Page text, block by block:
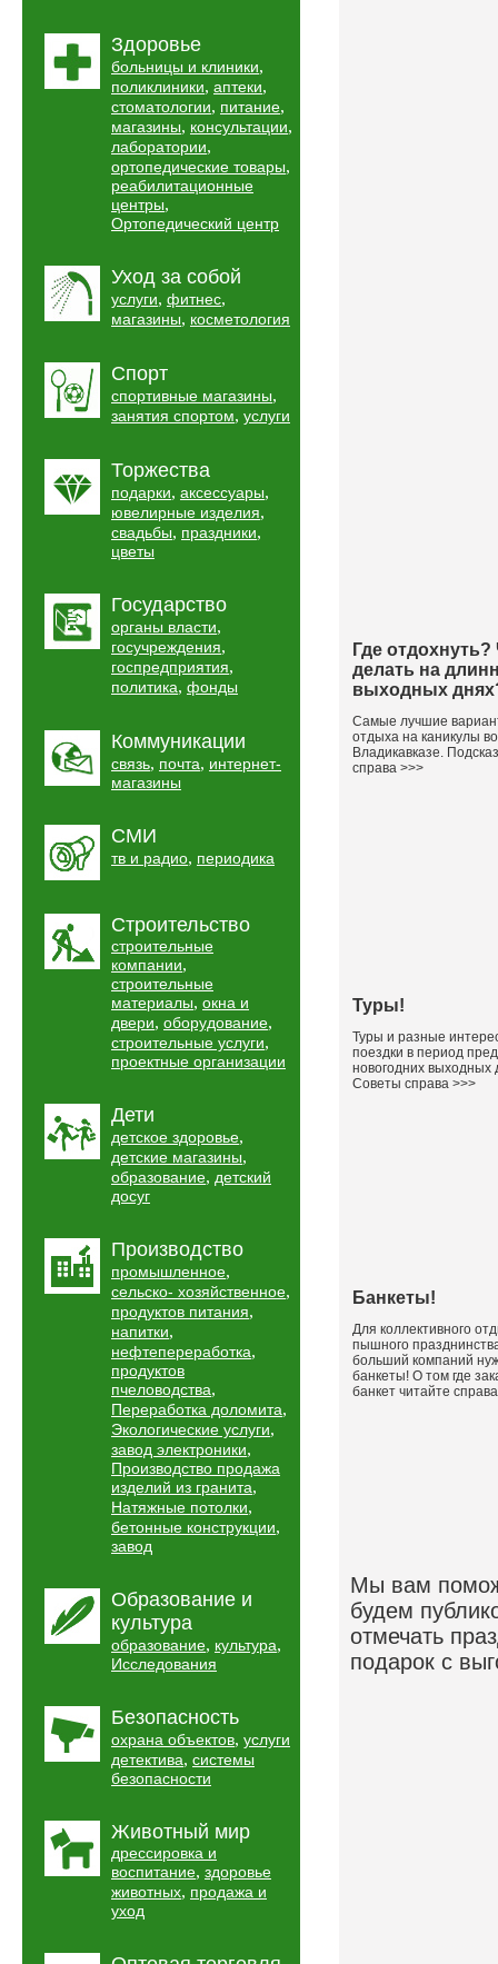
Здоровье
больницы и клиники,
поликлиники, аптеки,
стоматологии, питание,
магазины, консультации,
лаборатории,
ортопедические товары,
реабилитационные
центры,
Ортопедический центр
Уход за собой
услуги, фитнес,
магазины, косметология
Спорт
спортивные магазины,
занятия спортом, услуги
Торжества
подарки, аксессуары,
ювелирные изделия,
свадьбы, праздники,
цветы
Государство
органы власти,
госучреждения,
госпредприятия,
политика, фонды
Коммуникации
связь, почта, интернет-
магазины
СМИ
тв и радио, периодика
Строительство
строительные
компании,
строительные
материалы, окна и
двери, оборудование,
строительные услуги,
проектные организации
Дети
детское здоровье,
детские магазины,
образование, детский
досуг
Производство
промышленное,
сельско- хозяйственное,
продуктов питания,
напитки,
нефтепереработка,
продуктов
пчеловодства,
Переработка доломита,
Экологические услуги,
завод электроники,
Производство продажа
изделий из гранита,
Натяжные потолки,
бетонные конструкции,
завод
Образование и
культура
образование, культура,
Исследования
Безопасность
охрана объектов, услуги
детектива, системы
безопасности
Животный мир
дрессировка и
воспитание, здоровье
животных, продажа и
уход
Где отдохнуть?
делать на
выходных
Самые лучшие
отдыха на каникулы во
Владикавказе.
справа >>>
Туры!
Туры и разные
поездки в период
новогодних выходных
Советы справа >>>
Банкеты!
Для коллективного
пышного
больший компаний
банкеты! О том где
банкет читайте
Мы вам
будем
отмечать
подарок с